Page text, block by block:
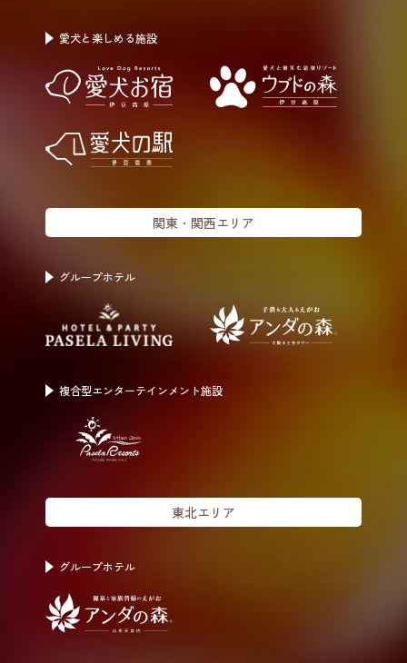
愛犬と楽しめる施設
関東・関西エリア
グループホテル
複合型エンターテインメント施設
東北エリア
グループホテル